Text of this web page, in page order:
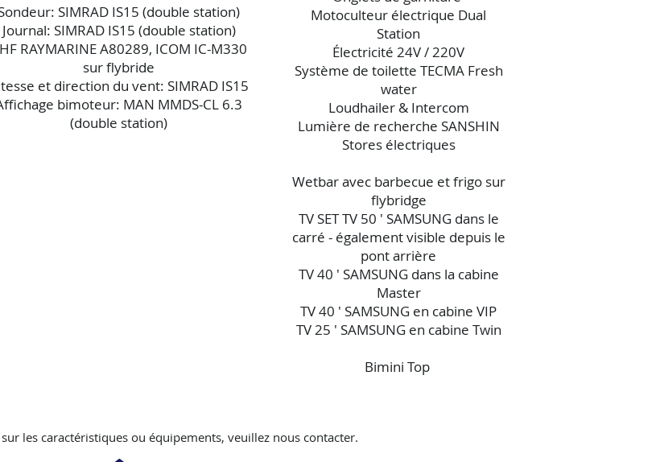
SIMRAD IS15 (double station)
Journal: SIMRAD IS15 (double station)
RAYMARINE A80289, ICOM IC-M330
sur flybride
et direction du vent: SIMRAD IS15
bimoteur: MAN MMDS-CL 6.3
(double station)
Motoculteur électrique Dual
Station
Électricité 24V / 220V
Système de toilette TECMA Fresh
water
Loudhailer & Intercom
Lumière de recherche SANSHIN
Stores électriques
Wetbar avec barbecue et frigo sur
flybridge
TV SET TV 50 ′ SAMSUNG dans le
carré - également visible depuis le
pont arrière
TV 40 ′ SAMSUNG dans la cabine
Master
TV 40 ′ SAMSUNG en cabine VIP
TV 25 ′ SAMSUNG en cabine Twin
Bimini Top
les caractéristiques ou équipements, veuillez nous contacter.